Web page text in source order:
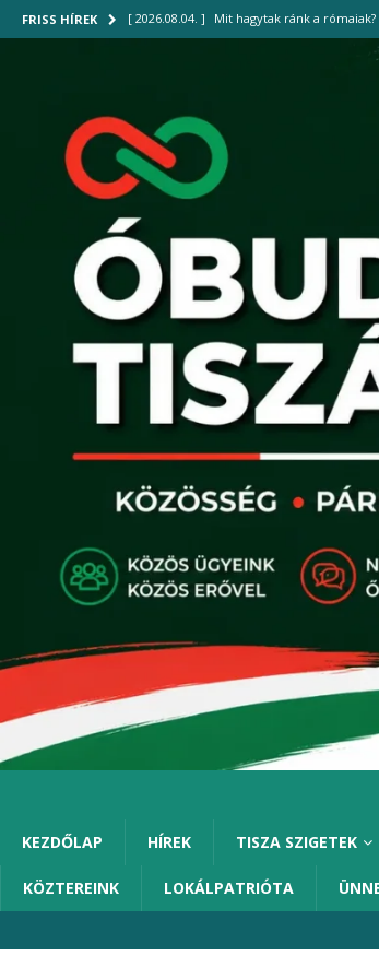
FRISS HÍREK [ 2026.08.04. ] Mit hagytak ránk a
Harmadfokú
Közel 700 palack hűtött
[ 2026.07.29. ] Új hűtőrendszer működik
[ 2026.08.04. ] Új gyalogoshíd kötheti
KEZDŐLAP HÍREK TISZA SZIGETEK
KÖZTEREINK LOKÁLPATRIÓTA